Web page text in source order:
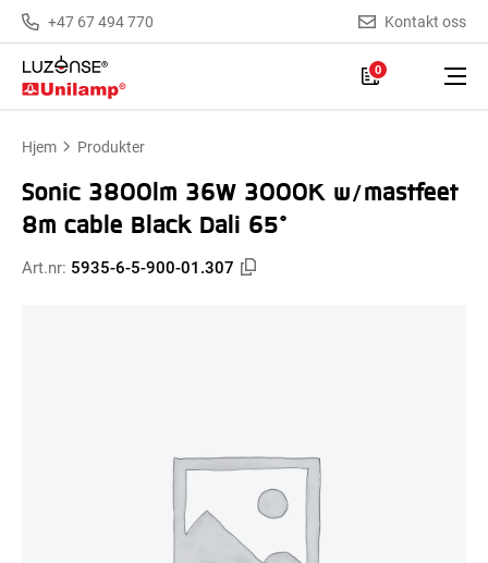
+47 67 494 770 Kontakt oss
0
Hjem Produkter
Sonic 3800lm 36W 3000K w/mastfeet
8m cable Black Dali 65°
Art.nr: 5935-6-5-900-01.307